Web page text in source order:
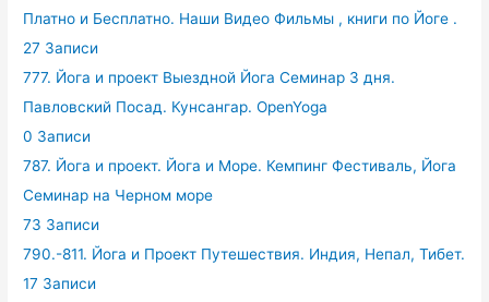
Платно и Бесплатно. Наши Видео Фильмы , книги по Йоге .
27 Записи
777. Йога и проект Выездной Йога Семинар 3 дня.
Павловский Посад. Кунсангар. OpenYoga
0 Записи
787. Йога и проект. Йога и Море. Кемпинг Фестиваль, Йога
Семинар на Черном море
73 Записи
790.-811. Йога и Проект Путешествия. Индия, Непал, Тибет.
17 Записи